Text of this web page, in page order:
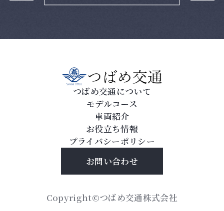
つばめ交通について
モデルコース
車両紹介
お役立ち情報
プライバシーポリシー
お問い合わせ
Copyright©つばめ交通株式会社